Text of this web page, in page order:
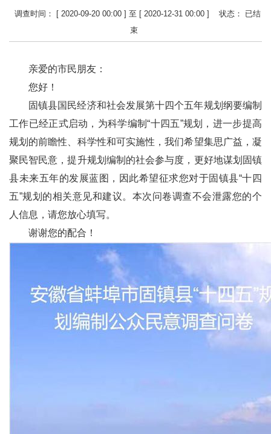
调查时间： [ 2020-09-20 00:00 ] 至 [ 2020-12-31 00:00 ] 状态： 已结
束
亲爱的市民朋友：
您好！
固镇县国民经济和社会发展第十四个五年规划纲要编制
工作已经正式启动，为科学编制“十四五”规划，进一步提高
规划的前瞻性、科学性和可实施性，我们希望集思广益，凝
聚民智民意，提升规划编制的社会参与度，更好地谋划固镇
县未来五年的发展蓝图，因此希望征求您对于固镇县“十四
五”规划的相关意见和建议。本次问卷调查不会泄露您的个
人信息，请您放心填写。
谢谢您的配合！